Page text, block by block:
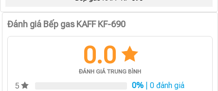
Đánh giá Bếp gas KAFF KF-690
0.0
ĐÁNH GIÁ TRUNG BÌNH
5 0% | 0 đánh giá